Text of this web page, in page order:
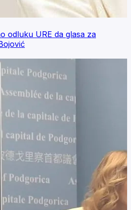
odluku URE da glasa za